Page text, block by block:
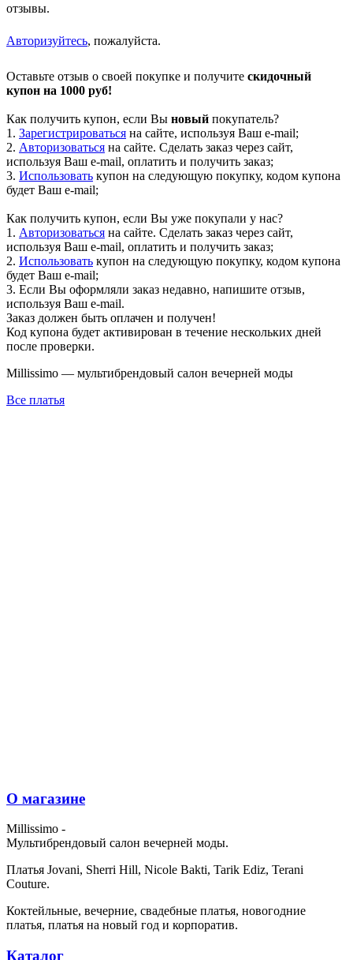
отзывы.
Авторизуйтесь, пожалуйста.
Оставьте отзыв о своей покупке и получите скидочный
купон на 1000 руб!
Как получить купон, если Вы новый покупатель?
1. Зарегистрироваться на сайте, используя Ваш e-mail;
2. Авторизоваться на сайте. Сделать заказ через сайт,
используя Ваш e-mail, оплатить и получить заказ;
3. Использовать купон на следующую покупку, кодом купона
будет Ваш e-mail;
Как получить купон, если Вы уже покупали у нас?
1. Авторизоваться на сайте. Сделать заказ через сайт,
используя Ваш e-mail, оплатить и получить заказ;
2. Использовать купон на следующую покупку, кодом купона
будет Ваш e-mail;
3. Если Вы оформляли заказ недавно, напишите отзыв,
используя Ваш e-mail.
Заказ должен быть оплачен и получен!
Код купона будет активирован в течение нескольких дней
после проверки.
Millissimo — мультибрендовый салон вечерней моды
Все платья
О магазине
Millissimo -
Мультибрендовый салон вечерней моды.
Платья Jovani, Sherri Hill, Nicole Bakti, Tarik Ediz, Terani
Couture.
Коктейльные, вечерние, свадебные платья, новогодние
платья, платья на новый год и корпоратив.
Каталог